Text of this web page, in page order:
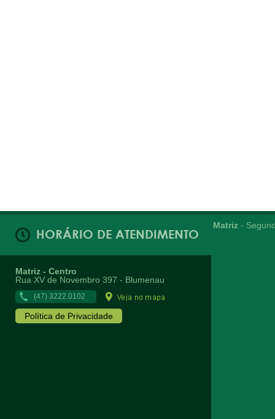
HORÁRIO DE ATENDIMENTO
Matriz -
Matriz - Centro
Rua XV de Novembro 397 - Blumenau
(47) 3222.0102
Política de Privacidade